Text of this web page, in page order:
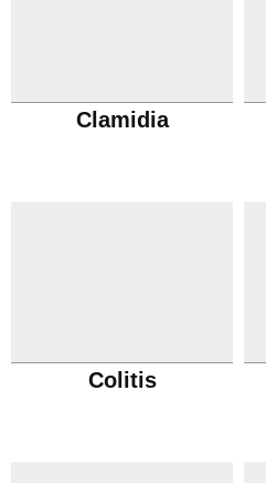
Clamidia
Colitis